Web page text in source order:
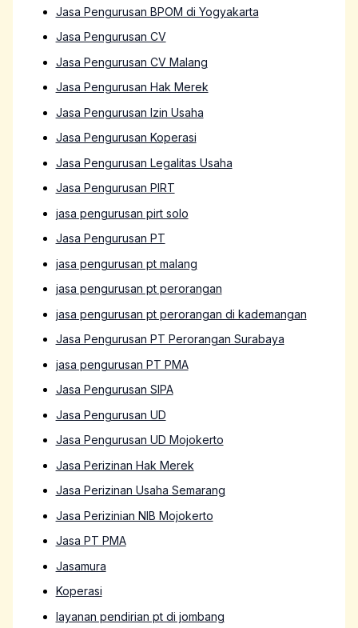
Jasa Pengurusan BPOM di Yogyakarta
Jasa Pengurusan CV
Jasa Pengurusan CV Malang
Jasa Pengurusan Hak Merek
Jasa Pengurusan Izin Usaha
Jasa Pengurusan Koperasi
Jasa Pengurusan Legalitas Usaha
Jasa Pengurusan PIRT
jasa pengurusan pirt solo
Jasa Pengurusan PT
jasa pengurusan pt malang
jasa pengurusan pt perorangan
jasa pengurusan pt perorangan di kademangan
Jasa Pengurusan PT Perorangan Surabaya
jasa pengurusan PT PMA
Jasa Pengurusan SIPA
Jasa Pengurusan UD
Jasa Pengurusan UD Mojokerto
Jasa Perizinan Hak Merek
Jasa Perizinan Usaha Semarang
Jasa Perizinian NIB Mojokerto
Jasa PT PMA
Jasamura
Koperasi
layanan pendirian pt di jombang